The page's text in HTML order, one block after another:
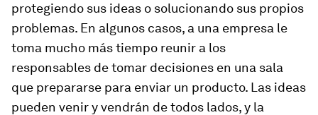
protegiendo sus ideas o solucionando sus propios
problemas. En algunos casos, a una empresa le
toma mucho más tiempo reunir a los
responsables de tomar decisiones en una sala
que prepararse para enviar un producto. Las ideas
pueden venir y vendrán de todos lados, y la